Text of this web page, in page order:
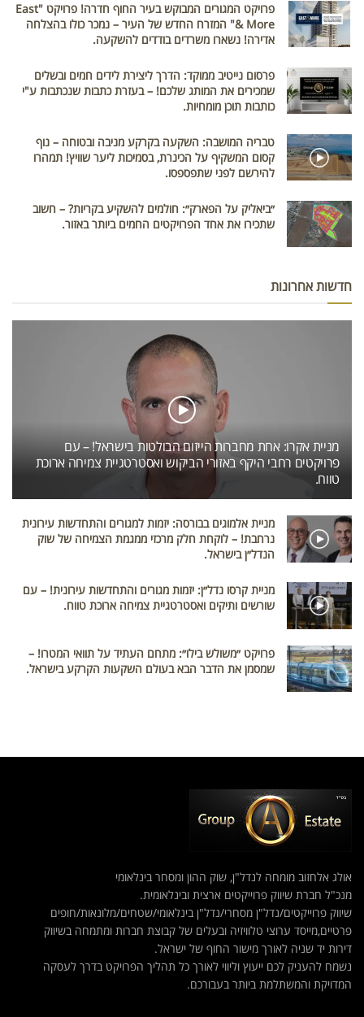
פרויקט המגורים המבוקש בעיר החוף חדרה! פרויקט "East
& More" המזרח החדש של העיר – נמכר כולו בהצלחה
אדירה! נשארו משרדים בודדים להשקעה.
פרסום נייטיב ממוקד: הדרך ליצירת לידים חמים ובשלים
שמכירים את המותג שלכם! – בעזרת כתבות שנכתבות ע"י
כותבות תוכן מומחיות.
טבריה המושבה: השקעה בקרקע מניבה ובטוחה – נוף
קסום המשקיף על הכינרת, בסמיכות ליער שוויץ! תמהרו
להירשם לפני שתפספסו.
״ביאליק על הפארק״: חולמים להשקיע בקריות? – חשוב
שתכירו את אחד הפרויקטים החמים ביותר באזור.
חדשות אחרונות
מניית אקרו: אחת מחברות הייזום הבולטות בישראל! – עם
פרויקטים רחבי היקף באזורי הביקוש ואסטרטגיית צמיחה ארוכת
טווח.
מניית אלמוגים בבורסה: יזמות למגורים והתחדשות עירונית
נרחבת! – לוקחת חלק מרכזי ממגמת הצמיחה של שוק
הנדל״ן בישראל.
מניית קרסו נדל״ן: יזמות מגורים והתחדשות עירונית! – עם
שורשים ותיקים ואסטרטגיית צמיחה ארוכת טווח.
פרויקט ״משולש בילו״: מתחם העתיד על תוואי המטרו! –
שמסמן את הדבר הבא בעולם השקעות הקרקע בישראל.
אולג אלחזוב מומחה לנדל"ן, שוק ההון ומסחר בינלאומי
מנכ"ל חברת שיווק פרוייקטים ארצית ובינלאומית.
שיווק פרוייקטים/נדל"ן מסחרי/נדל"ן בינלאומי/שטחים/מלונאות/חופים
פרטיים,מייסד ערוצי טלוויזיה ובעלים של קבוצת חברות ומתמחה בשיווק
דירות יד שניה לאורך מישור החוף של ישראל.
נשמח להעניק לכם ייעוץ וליווי לאורך כל תהליך הפרויקט בדרך לעסקה
המדויקת והמשתלמת ביותר בעבורכם.